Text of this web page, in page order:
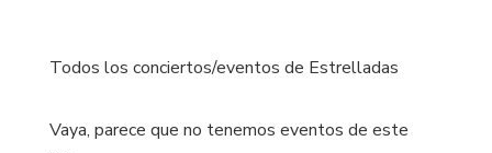
Todos los conciertos/eventos de Estrelladas
Vaya, parece que no tenemos eventos de este